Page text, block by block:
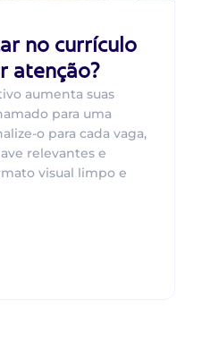
no currículo
atenção?
aumenta suas
para uma
o para cada vaga,
relevantes e
visual limpo e